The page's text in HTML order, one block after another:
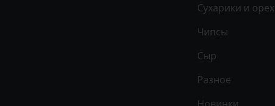
Сухарики и
Чипсы
Сыр
Разное